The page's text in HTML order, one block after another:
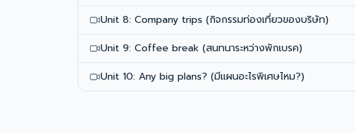
Unit 8: Company trips (กิจกรรมท่องเที่ยวของบริษัท)
Unit 9: Coffee break (สนทนาระหว่างพักเบรค)
Unit 10: Any big plans? (มีแผนอะไรพิเศษไหม?)